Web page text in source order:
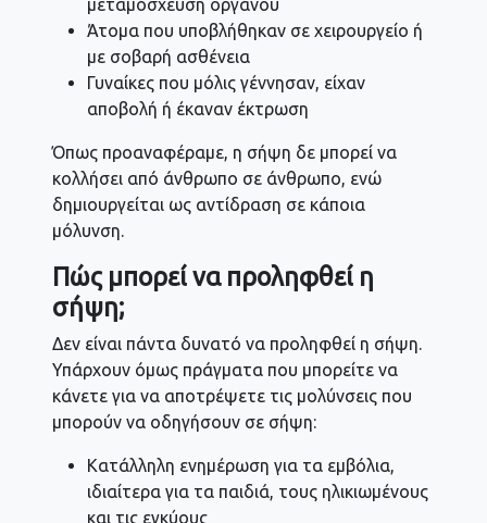
μεταμόσχευση οργάνου
Άτομα που υποβλήθηκαν σε χειρουργείο ή
με σοβαρή ασθένεια
Γυναίκες που μόλις γέννησαν, είχαν
αποβολή ή έκαναν έκτρωση
Όπως προαναφέραμε, η σήψη δε μπορεί να
κολλήσει από άνθρωπο σε άνθρωπο, ενώ
δημιουργείται ως αντίδραση σε κάποια
μόλυνση.
Πώς μπορεί να προληφθεί η
σήψη;
Δεν είναι πάντα δυνατό να προληφθεί η σήψη.
Υπάρχουν όμως πράγματα που μπορείτε να
κάνετε για να αποτρέψετε τις μολύνσεις που
μπορούν να οδηγήσουν σε σήψη:
Κατάλληλη ενημέρωση για τα εμβόλια,
ιδιαίτερα για τα παιδιά, τους ηλικιωμένους
και τις εγκύους